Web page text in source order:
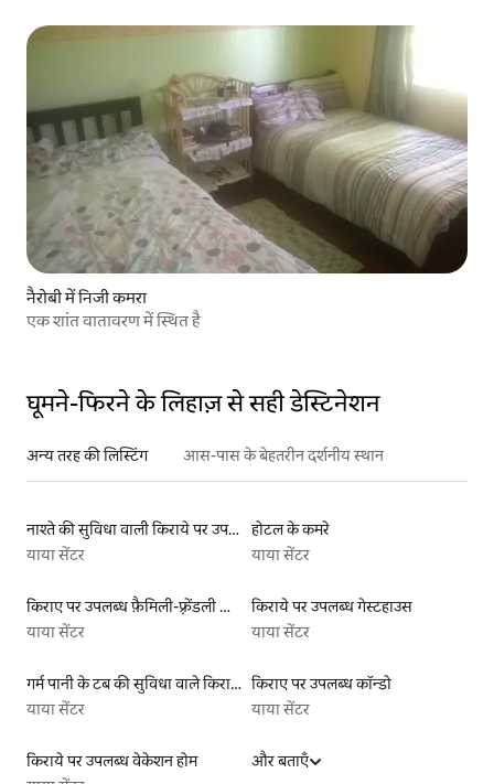
नैरोबी में निजी कमरा
एक शांत वातावरण में स्थित है
घूमने-फिरने के लिहाज़ से सही डेस्टिनेशन
अन्य तरह की लिस्टिंग आस-पास के बेहतरीन दर्शनीय स्थान
नाश्ते की सुविधा वाली किराये पर उपलब्ध लिस्टिंग
याया सेंटर
होटल के कमरे
याया सेंटर
किराए पर उपलब्ध फ़ैमिली-फ़्रेंडली लिस्टिंग
याया सेंटर
किराये पर उपलब्ध गेस्टहाउस
याया सेंटर
गर्म पानी के टब की सुविधा वाले किराये पर उपलब्ध यर्ट टेंट
याया सेंटर
किराए पर उपलब्ध कॉन्डो
याया सेंटर
किराये पर उपलब्ध वेकेशन होम
और बताएँ